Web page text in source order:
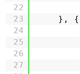
22
23
24
25
26
27
}, {